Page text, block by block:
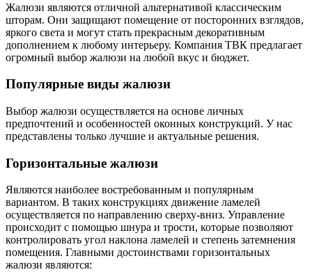
Жалюзи являются отличной альтернативой классическим
шторам. Они защищают помещение от посторонних взглядов,
яркого света и могут стать прекрасным декоративным
дополнением к любому интерьеру. Компания ТВК предлагает
огромный выбор жалюзи на любой вкус и бюджет.
Популярные виды жалюзи
Выбор жалюзи осуществляется на основе личных
предпочтений и особенностей оконных конструкций. У нас
представлены только лучшие и актуальные решения.
Горизонтальные жалюзи
Являются наиболее востребованным и популярным
вариантом. В таких конструкциях движение ламелей
осуществляется по направлению сверху-вниз. Управление
происходит с помощью шнура и трости, которые позволяют
контролировать угол наклона ламелей и степень затемнения
помещения. Главными достоинствами горизонтальных
жалюзи являются: